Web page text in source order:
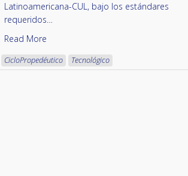
Latinoamericana-CUL, bajo los estándares
requeridos…
Read More
CicloPropedéutico Tecnológico